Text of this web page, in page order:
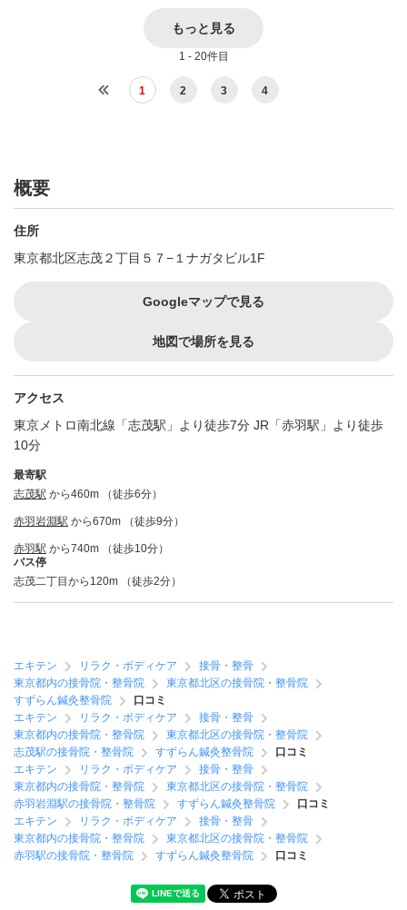
もっと見る
1 - 20件目
1 2 3 4
概要
住所
東京都北区志茂２丁目５７−１ナガタビル1F
Googleマップで見る
地図で場所を見る
アクセス
東京メトロ南北線「志茂駅」より徒歩7分 JR「赤羽駅」より徒歩
10分
最寄駅
志茂駅 から460m （徒歩6分）
赤羽岩淵駅 から670m （徒歩9分）
赤羽駅 から740m （徒歩10分）
バス停
志茂二丁目から120m （徒歩2分）
エキテン リラク・ボディケア
接骨・整骨
東京都内の接骨院・整骨院
東京都北区の接骨院・整骨院
すずらん鍼灸整骨院
口コミ
エキテン
リラク・ボディケア
接骨・整骨
東京都内の接骨院・整骨院
東京都北区の接骨院・整骨院
志茂駅の接骨院・整骨院
すずらん鍼灸整骨院
口コミ
エキテン
リラク・ボディケア
接骨・整骨
東京都内の接骨院・整骨院
東京都北区の接骨院・整骨院
赤羽岩淵駅の接骨院・整骨院
すずらん鍼灸整骨院
口コミ
エキテン
リラク・ボディケア
接骨・整骨
東京都内の接骨院・整骨院
東京都北区の接骨院・整骨院
赤羽駅の接骨院・整骨院
すずらん鍼灸整骨院 口コミ